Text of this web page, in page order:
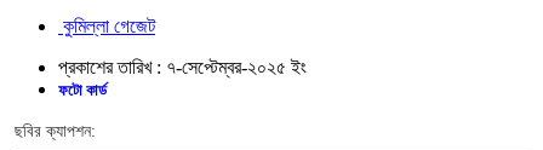
কুমিল্লা গেজেট
প্রকাশের তারিখ : ৭-সেপ্টেম্বর-২০২৫ ইং
ফটো কার্ড
ছবির ক্যাপশন: